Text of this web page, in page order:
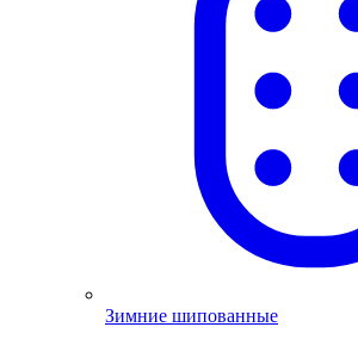
Зимние шипованные